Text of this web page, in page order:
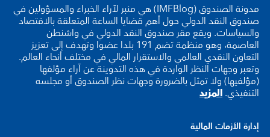
مدونة الصندوق (IMFBlog) هي منبر لآراء الخبراء والمسؤولين في
صندوق النقد الدولي حول أهم قضايا الساعة المتعلقة بالاقتصاد
والسياسات. ويقع مقر صندوق النقد الدولي في واشنطن
العاصمة، وهو منظمة تضم 191 بلدا عضوا وتهدف إلى تعزيز
التعاون النقدي العالمي والاستقرار المالي في مختلف أنحاء العالم.
وتعبر وجهات النظر الواردة في هذه التدوينة عن آراء مؤلفها
(مؤلفيها) ولا تمثل بالضرورة وجهات نظر الصندوق أو مجلسه
التنفيذي.المزيد
إدارة الأزمات المالية